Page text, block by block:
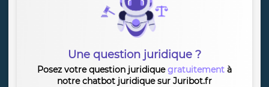
Une question juridique ?
Posez votre question juridiquegratuitement à
notre chatbot juridique sur Juribot.fr